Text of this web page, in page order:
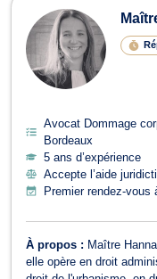
Avocat Dommage
Bordeaux
5 ans d’expérience
Accepte l’aide
Premier rendez-
À propos : Maître
elle opère en droit